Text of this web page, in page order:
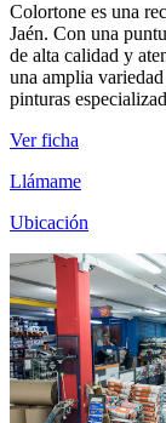
Colortone es una
Jaén. Con una
de alta calidad y
una amplia
pinturas
Ver ficha
Llámame
Ubicación